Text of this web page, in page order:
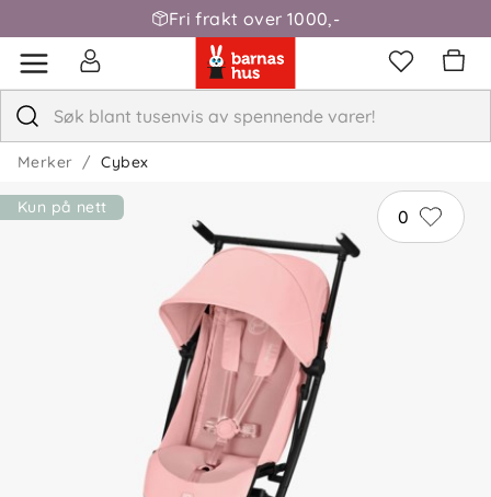
Fri frakt over 1000,-
Merker Cybex
0
Kun på nett